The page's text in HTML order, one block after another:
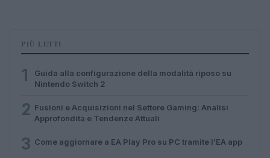
PIÙ LETTI
1
Guida alla configurazione della modalità riposo su
Nintendo Switch 2
2 Fusioni e Acquisizioni nel Settore Gaming: Analisi
Approfondita e Tendenze Attuali
3 Come aggiornare a EA Play Pro su PC tramite l’EA app